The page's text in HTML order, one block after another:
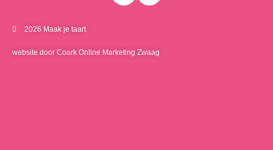
2026 Maak je taart
website door Coark Online Marketing Zwaag